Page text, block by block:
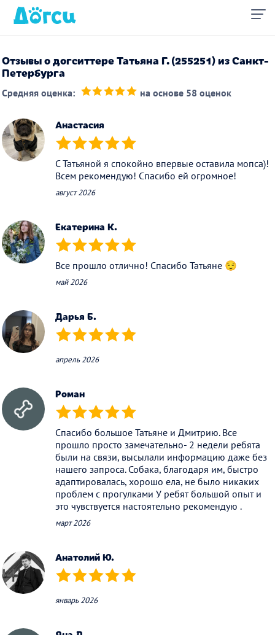
Отзывы о догситтере Татьяна Г. (255251) из Санкт-
Петербурга
Средняя оценка: на основе 58 оценок
Анастасия
(*) (*) (*) (*) (*)
С Татьяной я спокойно впервые оставила мопса)!
Всем рекомендую! Спасибо ей огромное!
август 2026
Екатерина К.
(*) (*) (*) (*) (*)
Все прошло отлично! Спасибо Татьяне 😌
май 2026
Дарья Б.
(*) (*) (*) (*) (*)
апрель 2026
Роман
(*) (*) (*) (*) (*)
Спасибо большое Татьяне и Дмитрию. Все
прошло просто замечательно- 2 недели ребята
были на связи, высылали информацию даже без
нашего запроса. Собака, благодаря им, быстро
адаптировалась, хорошо ела, не было никаких
проблем с прогулками У ребят большой опыт и
это чувствуется настоятельно рекомендую .
март 2026
Анатолий Ю.
(*) (*) (*) (*) (*)
январь 2026